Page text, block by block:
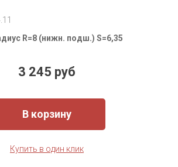
R=8 (нижн. подш.) S=6,35
3 245 руб
В корзину
Купить в один клик